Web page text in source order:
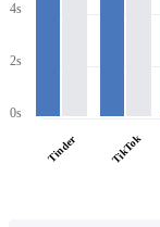
4s
2s
0s
Tinder TikTok